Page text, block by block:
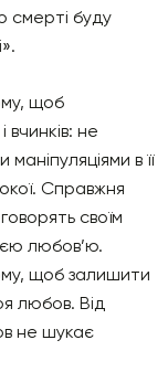
смерті буду
щоб
вчинків: не
в її
Справжня
своїм
любов’ю.
щоб залишити
любов. Від
не шукає